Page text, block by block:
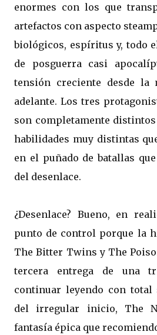
enormes con los que
artefactos con aspecto
biológicos, espíritus y, todo
de posguerra casi
tensión creciente desde
adelante. Los tres
son completamente
habilidades muy distintas
en el puñado de batallas
del desenlace.
¿Desenlace? Bueno, en
punto de control porque la
The Bitter Twins y The
tercera entrega de una
continuar leyendo con total
del irregular inicio, The
fantasía épica que